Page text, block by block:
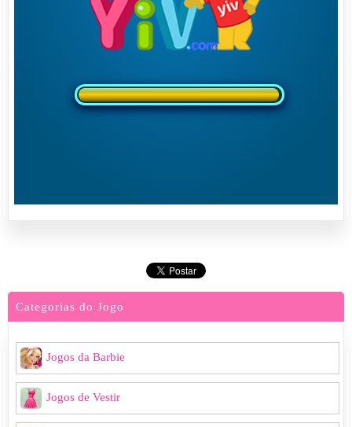
Categorias do Jogo
Jogos da Barbie
Jogos de Vestir